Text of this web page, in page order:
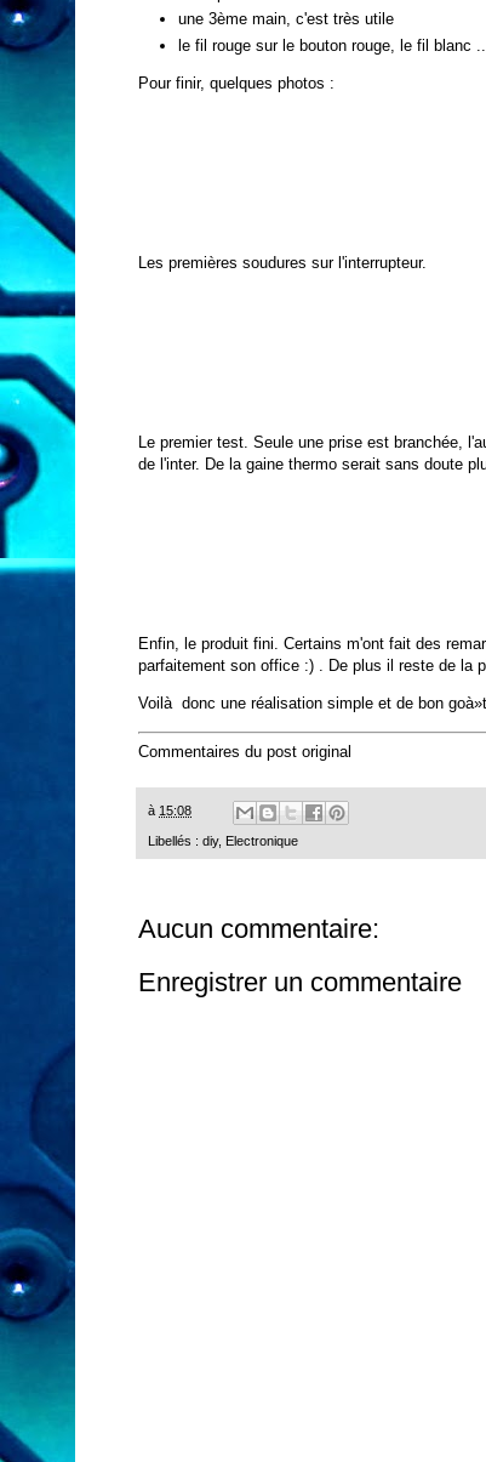
une 3ème main, c'est très utile
le fil rouge sur le bouton rouge, le fil blanc ...
Pour finir, quelques photos :
Les premières soudures sur l'interrupteur.
Le premier test. Seule une prise est branchée,
de l'inter. De la gaine thermo serait sans doute
Enfin, le produit fini. Certains m'ont fait des
parfaitement son office :) . De plus il reste de la
Voilà donc une réalisation simple et de bon
Commentaires du post original
à 15:08
Libellés : diy, Electronique
Aucun commentaire:
Enregistrer un commentaire